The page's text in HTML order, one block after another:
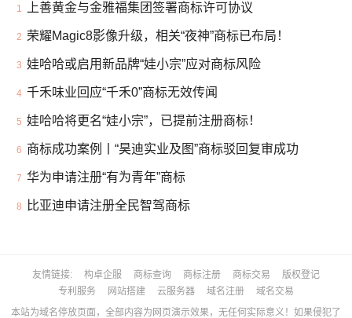
1 上善黄金与金雅福集团签署商标许可协议
2 荣耀Magic8影像升级，相关“夜神”商标已布局！
3 娃哈哈或启用新品牌“娃小宗”应对商标风险
4 千禾味业回应“千禾0”商标无效传闻
5 娃哈哈将更名“娃小宗”，已提前注册商标！
6 商标成功案例丨“昊迪实业及图”商标驳回复审成功
7 华为申请注册“有为青年”商标
8 比亚迪申请注册全民智驾商标
友情链接 构卓企服 商标查询 商标注册 商标交易
版权登记
专利服务
网站搭建 云服务器 域名注册
域名交易
本站为域名停放页面，全部内容为网页演示效果，无任何实际意义！如果侵犯了